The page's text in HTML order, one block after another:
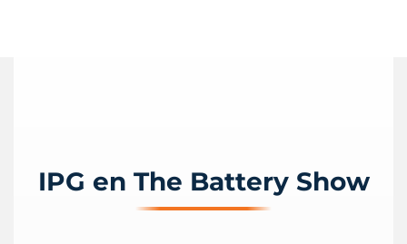
IPG en The Battery Show